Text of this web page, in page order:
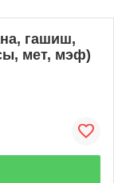
гашиш,
мет, мэф)